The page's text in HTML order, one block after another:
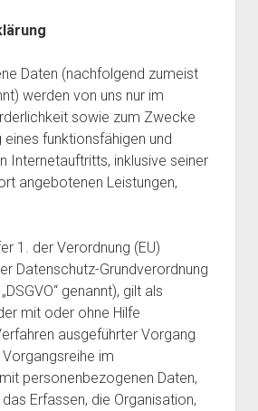
Daten (nachfolgend zumeist
werden von uns nur im
sowie zum Zwecke
eines funktionsfähigen und
Internetauftritts, inklusive seiner
angebotenen Leistungen,
1. der Verordnung (EU)
Datenschutz-Grundverordnung
genannt), gilt als
mit oder ohne Hilfe
ausgeführter Vorgang
im
personenbezogenen Daten,
Erfassen, die Organisation,